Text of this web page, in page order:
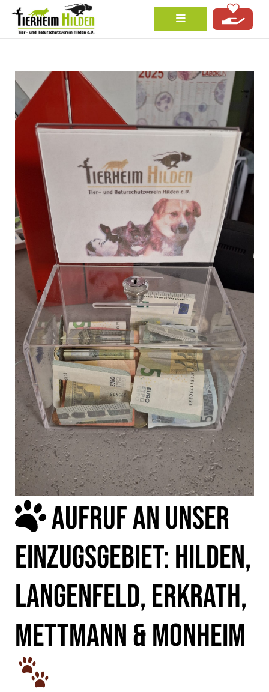
AUFRUF AN UNSER
EINZUGSGEBIET: HILDEN,
LANGENFELD, ERKRATH,
METTMANN & MONHEIM